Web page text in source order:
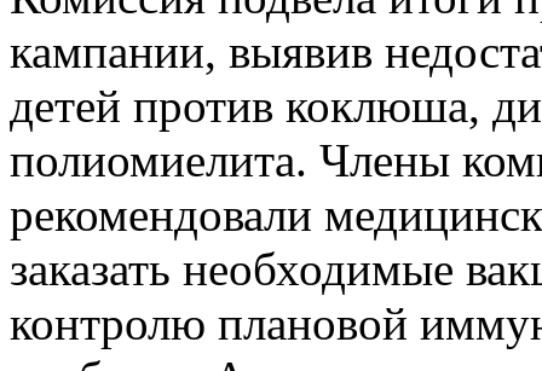
кампании, выявив
детей против коклюша,
полиомиелита. Члены
рекомендовали
заказать необходимые
контролю плановой